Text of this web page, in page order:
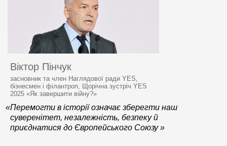
Віктор Пінчук
засновник та член Наглядової ради YES,
бізнесмен і філантроп, Щорічна зустріч YES
2025 «Як завершити війну?»
«Перемогти в історії означає зберегти наш
суверенітет, незалежність, безпеку й
приєднатися до Європейського Союзу »